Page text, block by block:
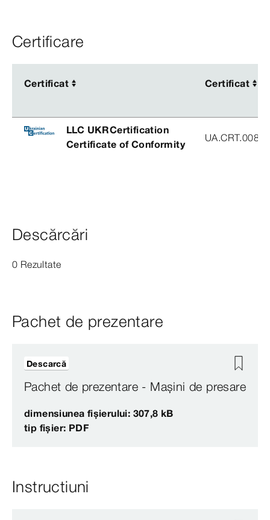
Certificare
Certificat Certificat
Certificat Certificat
LLC UKRCertification
Certificate of Conformity
Descărcări
0 Rezultate
Pachet de prezentare
Pachet de prezentare - Mașini de presare
dimensiunea fișierului: 307,8 kB
tip fișier: PDF
Descarcă
Instructiuni